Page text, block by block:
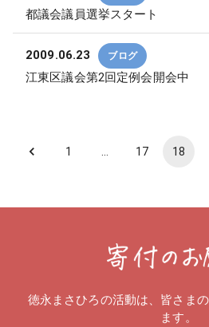
都議会議員選挙スタート
2009.06.23 ブログ
江東区議会第2回定例会開会中
1 17 18
徳永まさひろの活動は、皆さま
ます。